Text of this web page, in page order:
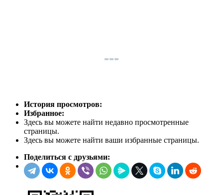
История просмотров:
Избранное:
Здесь вы можете найти недавно просмотренные
страницы.
Здесь вы можете найти ваши избранные страницы.
Поделиться с друзьями: